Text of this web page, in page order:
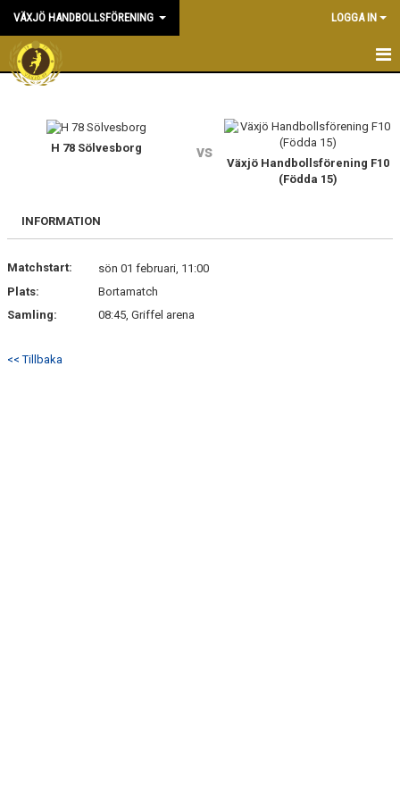
VÄXJÖ HANDBOLLSFÖRENING LOGGA IN
HEM
NYHETER
DOKUMENT
VÅRA LAG
MATCHER
H 78 Sölvesborg vs
Växjö Handbollsförening F10
(Födda 15)
INFORMATION
Matchstart:
sön 01 februari, 11:00
Plats:
Bortamatch
Samling:
08:45, Griffel arena
<< Tillbaka